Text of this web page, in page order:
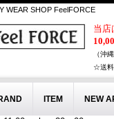
WEAR SHOP FeelFORCE
当店
（沖
☆送料
ITEM NEW